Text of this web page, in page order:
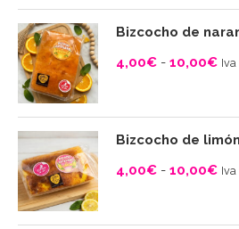
Bizcocho de
4,00€ - 10,00€
Rango
de
precios:
desde
4,00€
hasta
Bizcocho de
4,00€ - 10,00€
Rango
de